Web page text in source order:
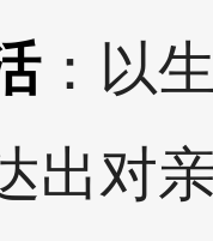
：以
出对